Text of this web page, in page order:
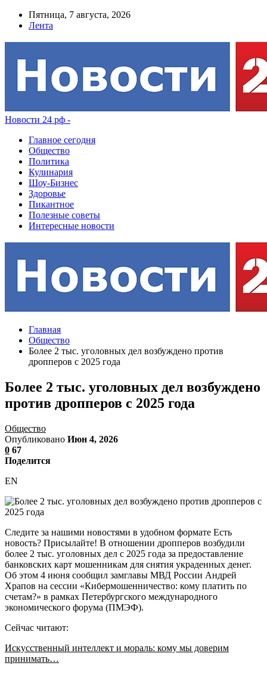
Пятница, 7 августа, 2026
Лента
Новости 24 рф -
Главное сегодня
Общество
Политика
Кулинария
Шоу-Бизнес
Здоровье
Пикантное
Полезные советы
Интересные новости
Главная
Общество
Более 2 тыс. уголовных дел возбуждено против
дропперов с 2025 года
Более 2 тыс. уголовных дел возбуждено
против дропперов с 2025 года
Общество
Опубликовано Июн 4, 2026
0 67
Поделится
EN
Следите за нашими новостями в удобном формате Есть
новость? Присылайте! В отношении дропперов возбудили
более 2 тыс. уголовных дел с 2025 года за предоставление
банковских карт мошенникам для снятия украденных денег.
Об этом 4 июня сообщил замглавы МВД России Андрей
Храпов на сессии «Кибермошенничество: кому платить по
счетам?» в рамках Петербургского международного
экономического форума (ПМЭФ).
Сейчас читают:
Искусственный интеллект и мораль: кому мы доверим
принимать…